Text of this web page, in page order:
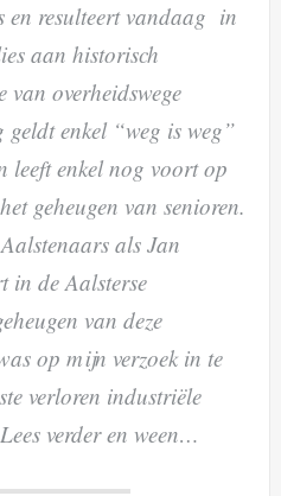
en resulteert vandaag in
aan historisch
overheidswege
geldt enkel “weg is weg”
leeft enkel nog voort op
geheugen van senioren.
als Jan
in de Aalsterse
van deze
op mijn verzoek in te
verloren industriële
verder en ween…